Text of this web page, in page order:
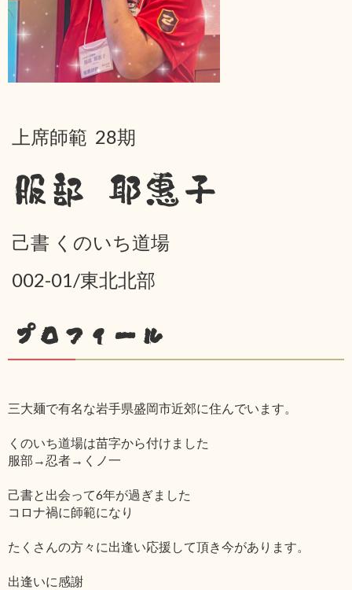
上席師範 28期
服部 耶惠子
己書 くのいち道場
002-01/東北北部
プロフィール
三大麺で有名な岩手県盛岡市近郊に住んでいます。
くのいち道場は苗字から付けました
服部→忍者→くノ一
己書と出会って6年が過ぎました
コロナ禍に師範になり
たくさんの方々に出逢い応援して頂き今があります。
出逢いに感謝